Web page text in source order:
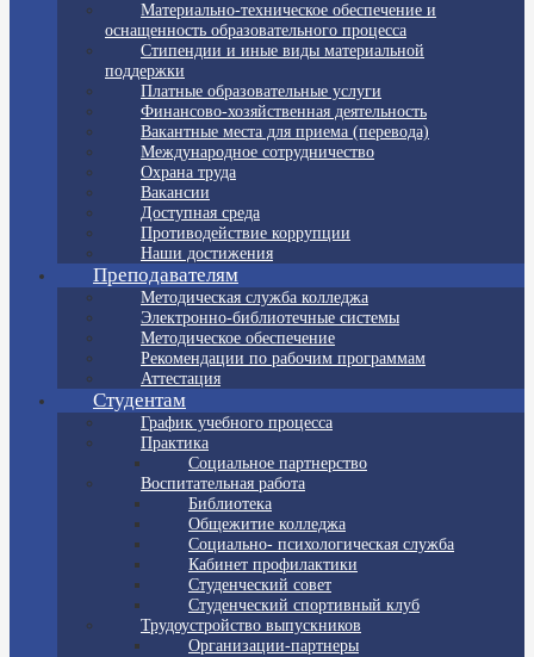
Материально-техническое обеспечение и
оснащенность образовательного процесса
Стипендии и иные виды материальной
поддержки
Платные образовательные услуги
Финансово-хозяйственная деятельность
Вакантные места для приема (перевода)
Международное сотрудничество
Охрана труда
Вакансии
Доступная среда
Противодействие коррупции
Наши достижения
Преподавателям
Методическая служба колледжа
Электронно-библиотечные системы
Методическое обеспечение
Рекомендации по рабочим программам
Аттестация
Студентам
График учебного процесса
Практика
Социальное партнерство
Воспитательная работа
Библиотека
Общежитие колледжа
Социально- психологическая служба
Кабинет профилактики
Студенческий совет
Студенческий спортивный клуб
Трудоустройство выпускников
Организации-партнеры